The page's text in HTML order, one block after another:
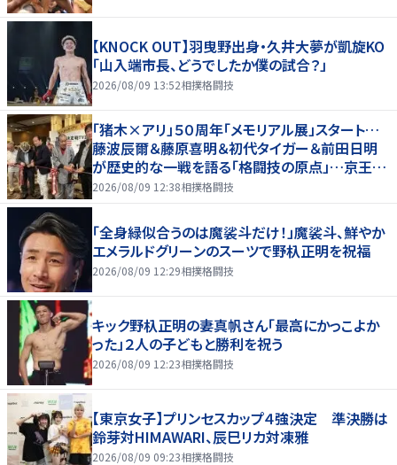
【KNOCK OUT】羽曳野出身・久井大夢が凱旋KO
「山入端市長、どうでしたか僕の試合？」
2026/08/09 13:52相撲格闘技
「猪木×アリ」５０周年「メモリアル展」スタート…
藤波辰爾＆藤原喜明＆初代タイガー＆前田日明
が歴史的な一戦を語る「格闘技の原点」…京王プ
ラザホテルで３１日まで
2026/08/09 12:38相撲格闘技
「全身緑似合うのは魔裟斗だけ！」魔裟斗、鮮やか
エメラルドグリーンのスーツで野杁正明を祝福
2026/08/09 12:29相撲格闘技
キック野杁正明の妻真帆さん「最高にかっこよか
った」２人の子どもと勝利を祝う
2026/08/09 12:23相撲格闘技
【東京女子】プリンセスカップ４強決定 準決勝は
鈴芽対HIMAWARI、辰巳リカ対凍雅
2026/08/09 09:23相撲格闘技